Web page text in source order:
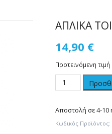
ΑΠΛΙΚΑ
14,90 €
Προτεινόμενη
Αποστολή σε 4-10
Κωδικός Προϊόντος: